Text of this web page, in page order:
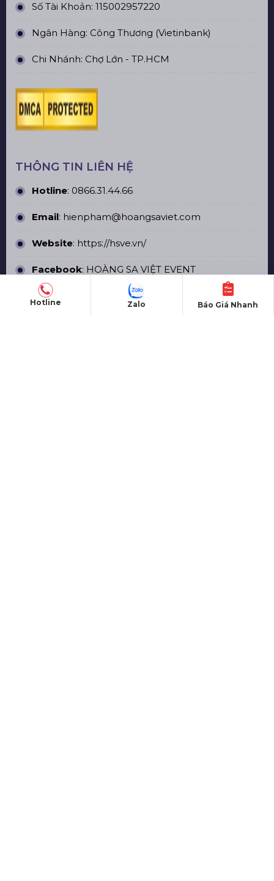
Số Tài Khoản: 115002957220
Ngân Hàng: Công Thương (Vietinbank)
Chi Nhánh: Chợ Lớn - TP.HCM
THÔNG TIN LIÊN HỆ
Hotline: 0866.31.44.66
Email: hienpham@hoangsaviet.com
Website: https://hsve.vn/
Facebook: HOÀNG SA VIỆT EVENT
MST/ĐKKD/QĐTL: 0318160534
Hotline Báo Giá Nhanh
Zalo